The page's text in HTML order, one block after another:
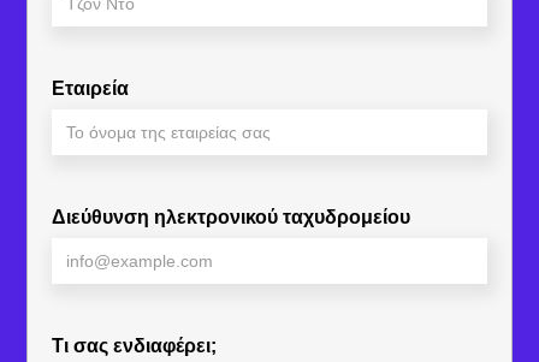
Εταιρεία
Διεύθυνση ηλεκτρονικού ταχυδρομείου
Τι σας ενδιαφέρει;